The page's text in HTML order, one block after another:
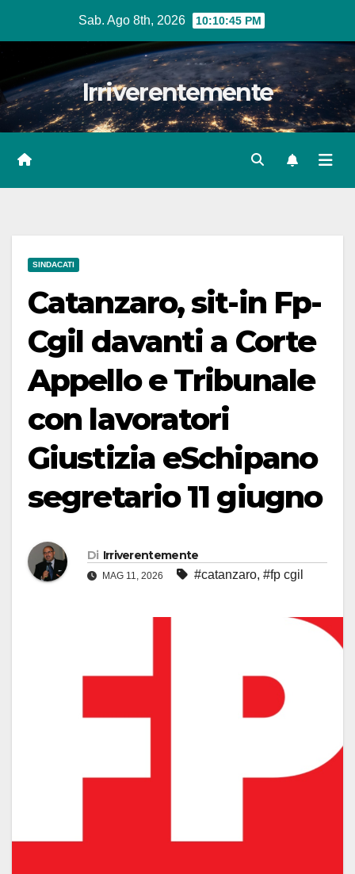
Sab. Ago 8th, 2026 10:10:46 PM
Irriverentemente
SINDACATI
Catanzaro, sit-in Fp-
Cgil davanti a Corte
Appello e Tribunale
con lavoratori
Giustizia eSchipano
segretario 11 giugno
Di Irriverentemente
MAG 11, 2026 #catanzaro, #fp cgil